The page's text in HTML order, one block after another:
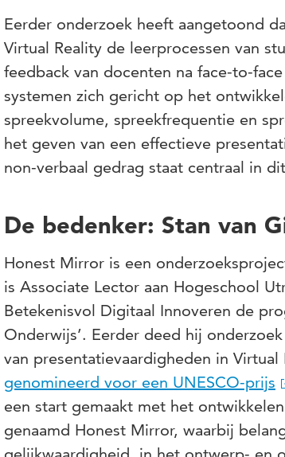
Eerder onderzoek heeft aangetoond
Virtual Reality de leerprocessen van
feedback van docenten na face-to-
systemen zich gericht op het
spreekvolume, spreekfrequentie en
het geven van een effectieve
non-verbaal gedrag staat centraal in
De bedenker: Stan van
Honest Mirror is een
is Associate Lector aan Hogeschool
Betekenisvol Digitaal Innoveren de
Onderwijs’. Eerder deed hij
van presentatievaardigheden in
genomineerd voor een UNESCO-prijs
een start gemaakt met het
genaamd Honest Mirror, waarbij